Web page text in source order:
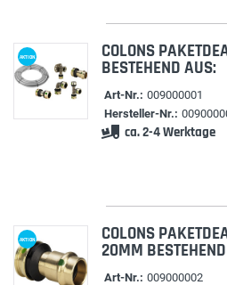
AKTION COLONS
BESTEHEND AUS:
Art-Nr.: 009000001
Hersteller-Nr.:
ca. 2-4 Werktage
AKTION COLONS
20MM
Art-Nr.: 009000002